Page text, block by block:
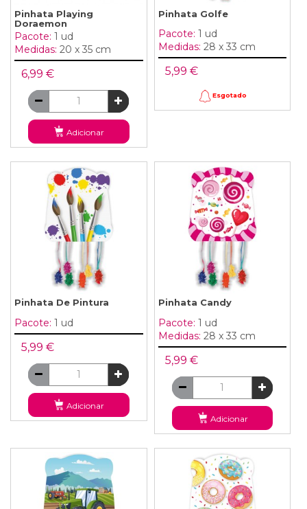
Pinhata Playing
Doraemon
Pacote: 1 ud
Medidas: 20 x 35 cm
6,99 €
Adicionar
Pinhata Golfe
Pacote: 1 ud
Medidas: 28 x 33 cm
5,99 €
Esgotado
Pinhata De Pintura
Pacote: 1 ud
5,99 €
Adicionar
Pinhata Candy
Pacote: 1 ud
Medidas: 28 x 33 cm
5,99 €
Adicionar